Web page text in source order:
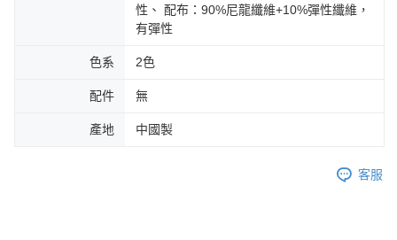
性、 配布：90%尼龍纖維+10%彈性纖維，
有彈性
色系 2色
配件 無
產地 中國製
客服